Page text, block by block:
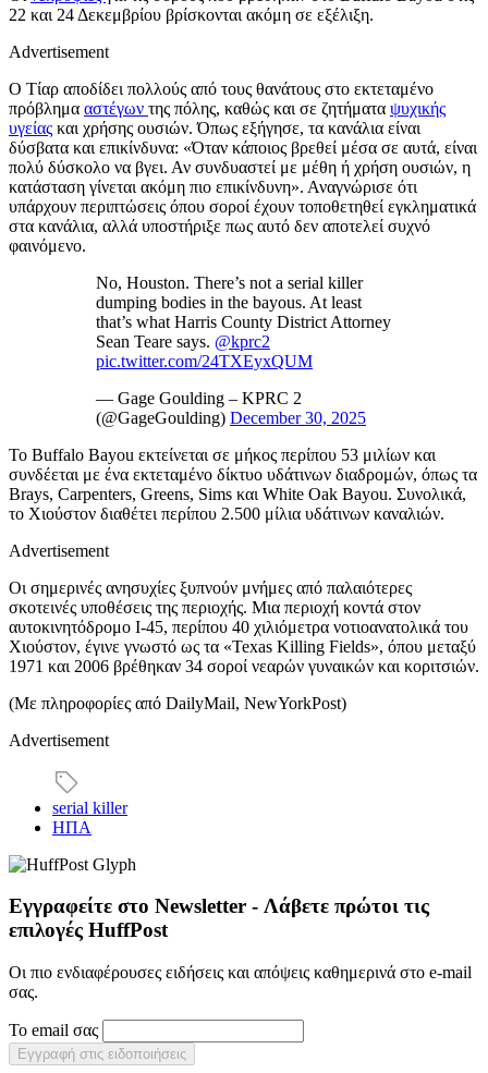
22 και 24 Δεκεμβρίου βρίσκονται ακόμη σε εξέλιξη.
Advertisement
Ο Τίαρ αποδίδει πολλούς από τους θανάτους στο εκτεταμένο
πρόβλημα αστέγων της πόλης, καθώς και σε ζητήματα ψυχικής
υγείας και χρήσης ουσιών. Όπως εξήγησε, τα κανάλια είναι
δύσβατα και επικίνδυνα: «Όταν κάποιος βρεθεί μέσα σε αυτά, είναι
πολύ δύσκολο να βγει. Αν συνδυαστεί με μέθη ή χρήση ουσιών, η
κατάσταση γίνεται ακόμη πιο επικίνδυνη». Αναγνώρισε ότι
υπάρχουν περιπτώσεις όπου σοροί έχουν τοποθετηθεί εγκληματικά
στα κανάλια, αλλά υποστήριξε πως αυτό δεν αποτελεί συχνό
φαινόμενο.
No, Houston. There’s not a serial killer
dumping bodies in the bayous. At least
that’s what Harris County District Attorney
Sean Teare says. @kprc2
pic.twitter.com/24TXEyxQUM
— Gage Goulding – KPRC 2
(@GageGoulding) December 30, 2025
Το Buffalo Bayou εκτείνεται σε μήκος περίπου 53 μιλίων και
συνδέεται με ένα εκτεταμένο δίκτυο υδάτινων διαδρομών, όπως τα
Brays, Carpenters, Greens, Sims και White Oak Bayou. Συνολικά,
το Χιούστον διαθέτει περίπου 2.500 μίλια υδάτινων καναλιών.
Advertisement
Οι σημερινές ανησυχίες ξυπνούν μνήμες από παλαιότερες
σκοτεινές υποθέσεις της περιοχής. Μια περιοχή κοντά στον
αυτοκινητόδρομο I-45, περίπου 40 χιλιόμετρα νοτιοανατολικά του
Χιούστον, έγινε γνωστό ως τα «Texas Killing Fields», όπου μεταξύ
1971 και 2006 βρέθηκαν 34 σοροί νεαρών γυναικών και κοριτσιών.
(Με πληροφορίες από DailyMail, NewYorkPost)
Advertisement
serial killer
ΗΠΑ
Εγγραφείτε στο Newsletter - Λάβετε πρώτοι τις
επιλογές HuffPost
Οι πιο ενδιαφέρουσες ειδήσεις και απόψεις καθημερινά στο e-mail
σας.
Το email σας
Εγγραφή στις ειδοποιήσεις